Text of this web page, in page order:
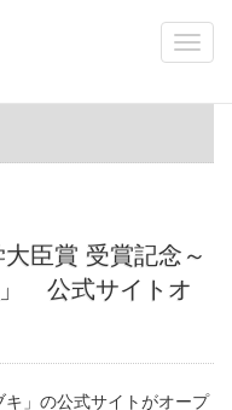
臣賞 受賞記念～
公式サイトオ
」の公式サイトがオープ